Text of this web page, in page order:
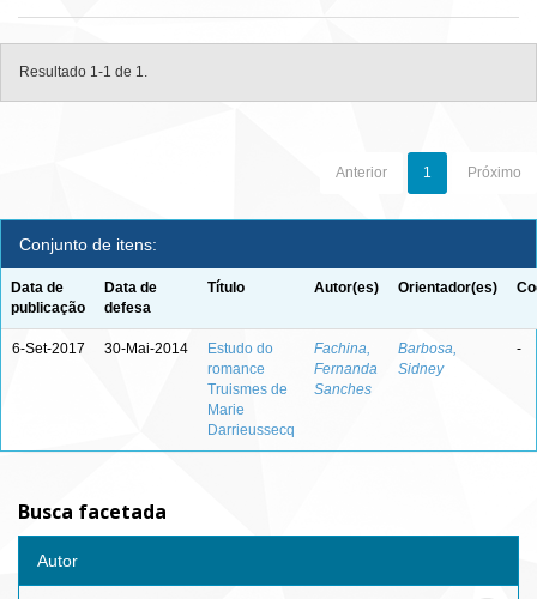
Resultado 1-1 de 1.
Anterior 1 Próximo
Conjunto de itens:
Data de
publicação
Data de
defesa
Título Autor(es) Orientador(es)
6-Set-2017 30-Mai-2014
Estudo do
romance
Truismes de
Marie
Darrieussecq
Fachina,
Fernanda
Sanches
Barbosa,
Sidney
-
Busca facetada
Autor